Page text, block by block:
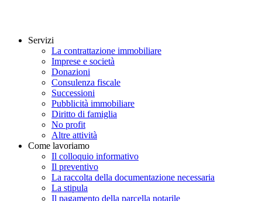
Servizi
La contrattazione immobiliare
Imprese e società
Donazioni
Consulenza fiscale
Successioni
Pubblicità immobiliare
Diritto di famiglia
No profit
Altre attività
Come lavoriamo
Il colloquio informativo
Il preventivo
La raccolta della documentazione necessaria
La stipula
Il pagamento della parcella notarile